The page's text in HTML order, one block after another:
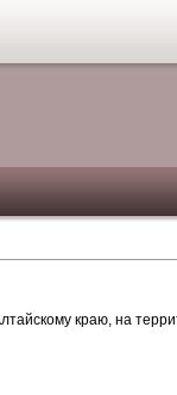
краю, на